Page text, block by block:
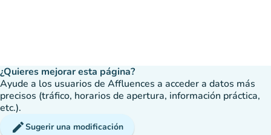
¿Quieres mejorar esta página?
Ayude a los usuarios de Affluences a acceder a datos más
precisos (tráfico, horarios de apertura, información práctica,
etc.).
editSugerir una modificación